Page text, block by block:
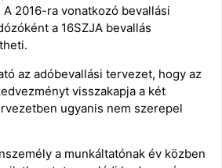
2016-ra vonatkozó bevallási
a 16SZJA bevallás
az adóbevallási tervezet, hogy az
visszakapja a két
ugyanis nem szerepel
a munkáltatónak év közben